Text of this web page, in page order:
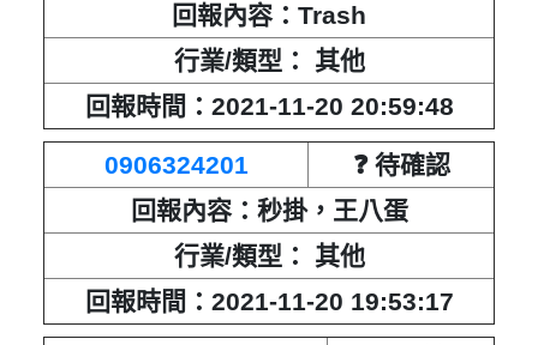
回報內容：Trash
行業/類型： 其他
回報時間：2021-11-20 20:59:48
0906324201
❓ 待確認
回報內容：秒掛，王八蛋
行業/類型： 其他
回報時間：2021-11-20 19:53:17